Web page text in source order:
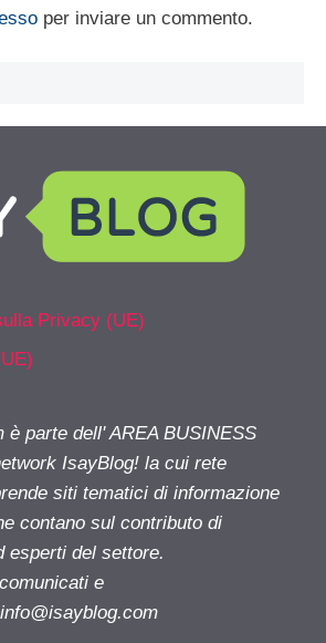
per inviare un commento.
Privacy (UE)
è parte dell' AREA BUSINESS
IsayBlog! la cui rete
siti tematici di informazione
contano sul contributo di
esperti del settore.
e
info@isayblog.com